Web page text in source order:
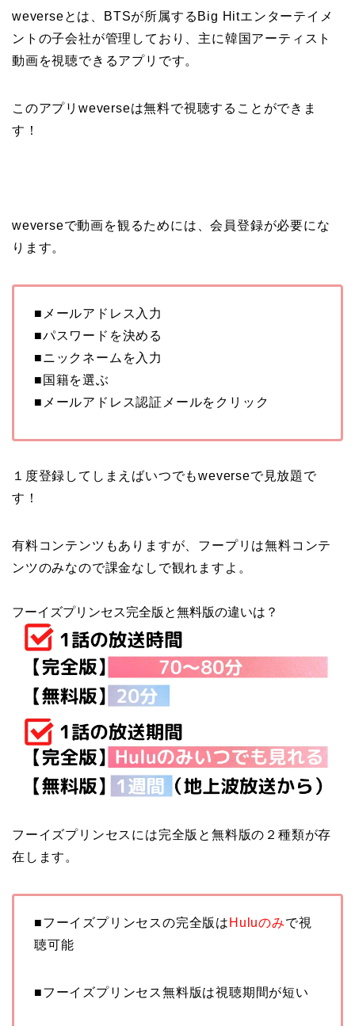
weverseとは、BTSが所属するBig Hitエンターテイメ
ントの子会社が管理しており、主に韓国アーティスト
動画を視聴できるアプリです。
このアプリweverseは無料で視聴することができま
す！
weverseで動画を観るためには、会員登録が必要にな
ります。
■メールアドレス入力
■パスワードを決める
■ニックネームを入力
■国籍を選ぶ
■メールアドレス認証メールをクリック
１度登録してしまえばいつでもweverseで見放題で
す！
有料コンテンツもありますが、フープリは無料コンテ
ンツのみなので課金なしで観れますよ。
フーイズプリンセス完全版と無料版の違いは？
フーイズプリンセスには完全版と無料版の２種類が存
在します。
■フーイズプリンセスの完全版は Huluのみで視
聴可能
■フーイズプリンセス無料版は視聴期間が短い